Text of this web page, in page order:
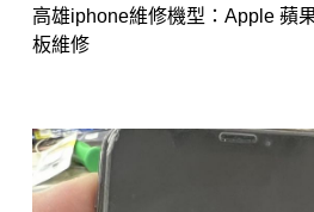
高雄iphone維修機型：Apple 蘋
板維修